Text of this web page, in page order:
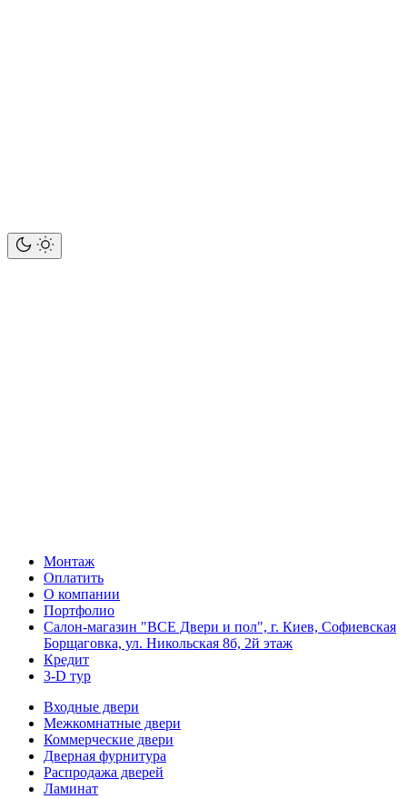
Монтаж
Оплатить
О компании
Портфолио
Салон-магазин "ВСЕ Двери и пол", г. Киев, Софиевская
Борщаговка, ул. Никольская 8б, 2й этаж
Кредит
3-D тур
Входные двери
Межкомнатные двери
Коммерческие двери
Дверная фурнитура
Распродажа дверей
Ламинат